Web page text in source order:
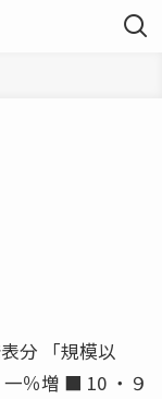
分 「規模以
％増 ■ 10 ・９